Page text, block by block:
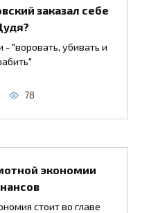
заказал себе
- "воровать, убивать и
78
экономии
стоит во главе